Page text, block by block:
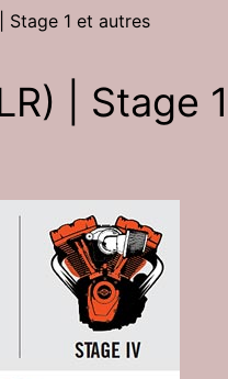
Stage 1 et autres
| Stage